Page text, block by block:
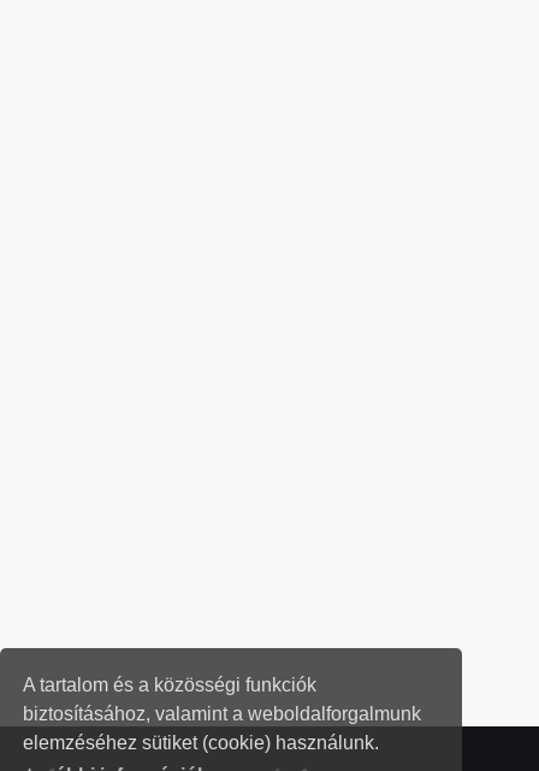
A tartalom és a közösségi funkciók
biztosításához, valamint a weboldalforgalmunk
elemzéséhez sütiket (cookie) használunk.